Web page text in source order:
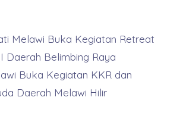
Melawi Buka Kegiatan Retreat
Daerah Belimbing Raya
Buka Kegiatan KKR dan
Daerah Melawi Hilir